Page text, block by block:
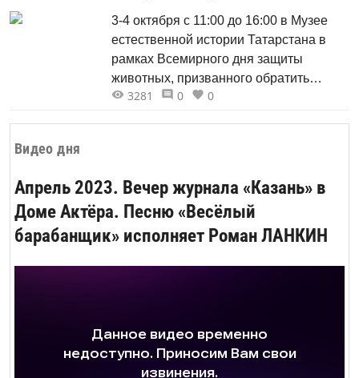
Видео дня
Апрель 2023. Вечер журнала «Казань» в
Доме Актёра. Песню «Весёлый
барабанщик» исполняет Роман ЛАНКИН
3-4 октября с 11:00 до 16:00 в Музее
естественной истории Татарстана в
рамках Всемирного дня защиты
животных, призванного обратить
внимание человечества на вопросы
3281 0 0